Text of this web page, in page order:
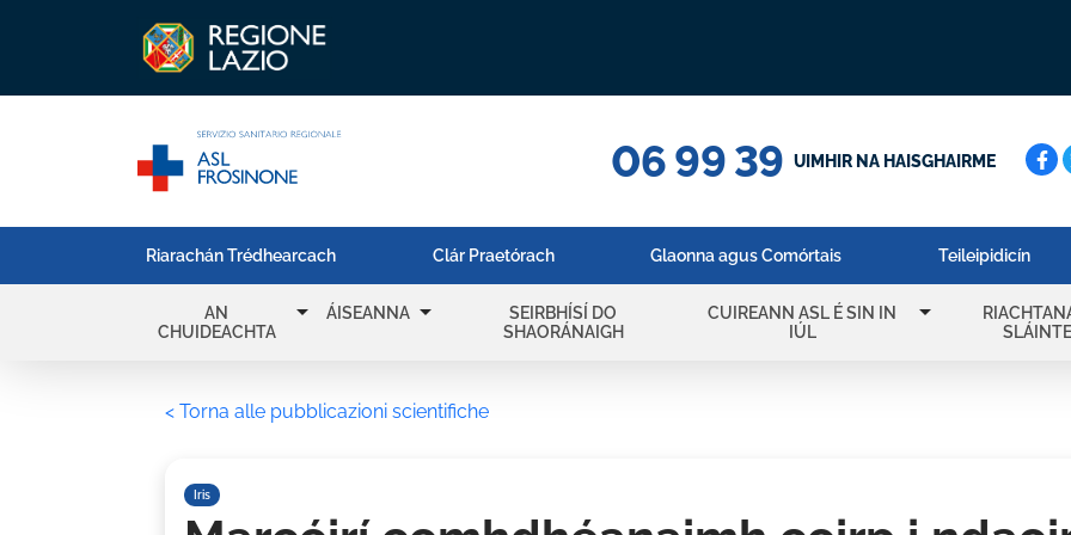
06 99 39 UIMHIR NA HAISGHAIRME
Riarachán Trédhearcach Clár Praetórach Glaonna agus Comórtais Teileipidicín
AN
CHUIDEACHTA
arrow_drop_down ÁISEANNA arrow_drop_down
SEIRBHÍSÍ DO
SHAORÁNAIGH
CUIREANN ASL É SIN IN
IÚL
arrow_drop_down
SLÁINTE
< Torna alle pubblicazioni scientifiche
Iris